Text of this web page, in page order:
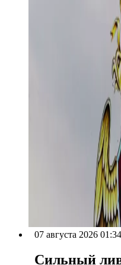
07 августа 2026 01:34
Сильный